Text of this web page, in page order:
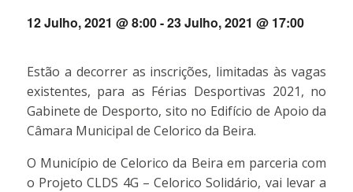
12 Julho, 2021 @ 8:00-23 Julho, 2021 @ 17:00
Estão a decorrer as inscrições, limitadas às vagas
existentes, para as Férias Desportivas 2021, no
Gabinete de Desporto, sito no Edifício de Apoio da
Câmara Municipal de Celorico da Beira.
O Município de Celorico da Beira em parceria com
o Projeto CLDS 4G – Celorico Solidário, vai levar a